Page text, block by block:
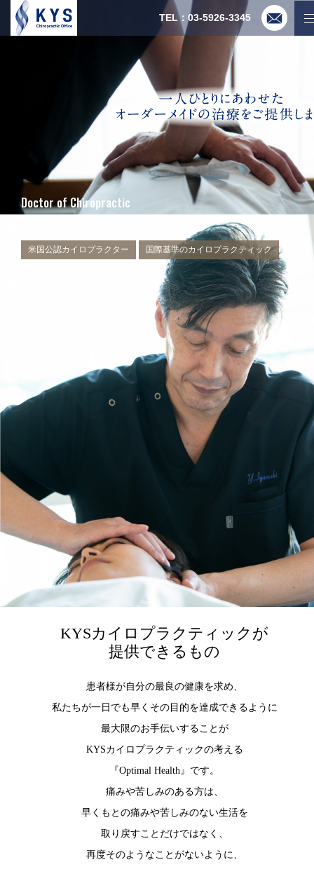
TEL：03-5926-3345
Doctor of Chiropractic
Global Standard Chiropractic
米国公認カイロプラクター 国際基準のカイロプラクティック
KYSカイロプラクティックが
提供できるもの
患者様が自分の最良の健康を求め、
私たちが一日でも早くその目的を達成できるように
最大限のお手伝いすることが
KYSカイロプラクティックの考える
『Optimal Health』です。
痛みや苦しみのある方は、
早くもとの痛みや苦しみのない生活を
取り戻すことだけではなく、
再度そのようなことがないように、